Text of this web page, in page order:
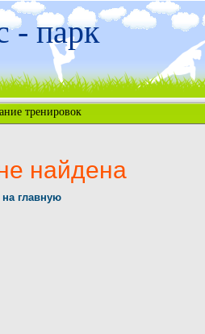
- парк
тренировок
найдена
на главную